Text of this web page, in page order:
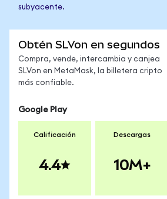
subyacente.
Obtén SLVon en segundos
Compra, vende, intercambia y canjea
SLVon en MetaMask, la billetera cripto
más confiable.
Google Play
Calificación
4.4
Descargas
10M+